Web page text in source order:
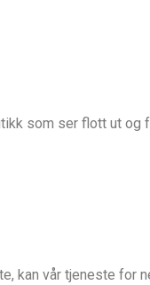
som ser flott ut og
kan vår tjeneste for